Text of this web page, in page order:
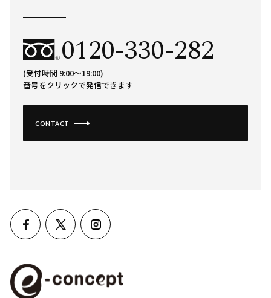
0120-330-282
(受付時間 9:00〜19:00)
番号をクリックで発信できます
CONTACT